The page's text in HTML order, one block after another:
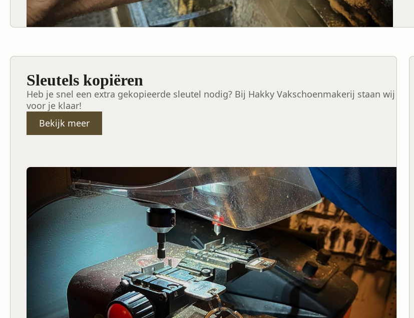
Sleutels kopiëren
Heb je snel een extra gekopieerde sleutel nodig? Bij Hakky Vakschoenmakerij staan wij
voor je klaar!
Bekijk meer